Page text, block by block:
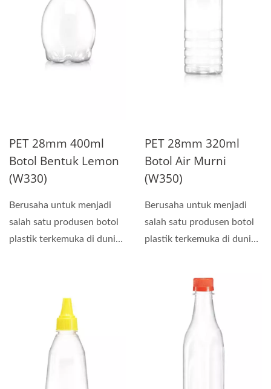
PET 28mm 400ml
Botol Bentuk Lemon
(W330)
Berusaha untuk menjadi
salah satu produsen botol
plastik terkemuka di dunia,
PET 28mm 320ml
Botol Air Murni
(W350)
Berusaha untuk menjadi
salah satu produsen botol
plastik terkemuka di dunia,